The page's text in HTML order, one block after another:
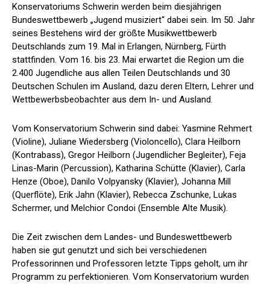
Konservatoriums Schwerin werden beim diesjährigen
Bundeswettbewerb „Jugend musiziert“ dabei sein. Im 50. Jahr
seines Bestehens wird der größte Musikwettbewerb
Deutschlands zum 19. Mal in Erlangen, Nürnberg, Fürth
stattfinden. Vom 16. bis 23. Mai erwartet die Region um die
2.400 Jugendliche aus allen Teilen Deutschlands und 30
Deutschen Schulen im Ausland, dazu deren Eltern, Lehrer und
Wettbewerbsbeobachter aus dem In- und Ausland.
Vom Konservatorium Schwerin sind dabei: Yasmine Rehmert
(Violine), Juliane Wiedersberg (Violoncello), Clara Heilborn
(Kontrabass), Gregor Heilborn (Jugendlicher Begleiter), Feja
Linas-Marin (Percussion), Katharina Schütte (Klavier), Carla
Henze (Oboe), Danilo Volpyansky (Klavier), Johanna Mill
(Querflöte), Erik Jahn (Klavier), Rebecca Zschunke, Lukas
Schermer, und Melchior Condoi (Ensemble Alte Musik).
Die Zeit zwischen dem Landes- und Bundeswettbewerb
haben sie gut genutzt und sich bei verschiedenen
Professorinnen und Professoren letzte Tipps geholt, um ihr
Programm zu perfektionieren. Vom Konservatorium wurden